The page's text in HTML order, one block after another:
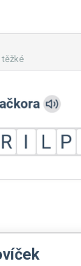
těžké